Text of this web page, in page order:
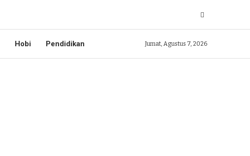
Hobi Pendidikan Jumat, Agustus 7, 2026